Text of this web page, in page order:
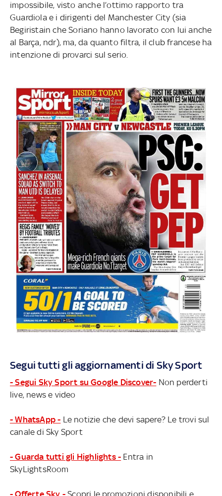
impossibile, visto anche l’ottimo rapporto tra
Guardiola e i dirigenti del Manchester City (sia
Begiristain che Soriano hanno lavorato con lui anche
al Barça, ndr), ma, da quanto filtra, il club francese ha
intenzione di provarci sul serio.
Segui tutti gli aggiornamenti di Sky Sport
- Segui Sky Sport su Google Discover- Non perderti
live, news e video
- WhatsApp - Le notizie che devi sapere? Le trovi sul
canale di Sky Sport
- Guarda tutti gli Highlights - Entra in
SkyLightsRoom
- Offerte Sky - Scopri le promozioni disponibili e